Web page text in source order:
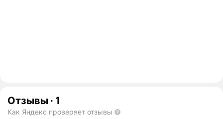
Отзывы · 1
Как Яндекс проверяет отзывы